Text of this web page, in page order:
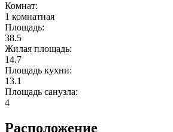
Комнат:
1 комнатная
Площадь:
38.5
Жилая площадь:
14.7
Площадь кухни:
13.1
Площадь санузла:
4
Расположение